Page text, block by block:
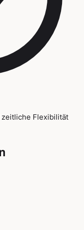
zeitliche Flexibilität